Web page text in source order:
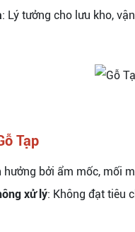
: Lý tưởng cho lưu kho,
Tạp
hưởng bởi ẩm mốc, mối
xử lý: Không đạt tiêu